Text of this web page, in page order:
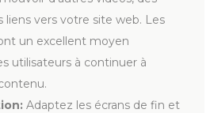
liens vers votre site web. Les
un excellent moyen
utilisateurs à continuer à
Adaptez les écrans de fin et